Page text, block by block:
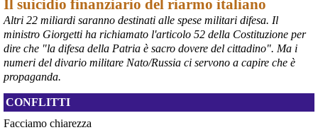
@peacelink
6/8/2026 21:41
cronachetarantine.it/index.php
il Governo ha manifestato l’intenzione di predisporre un
provvedimento straordinario per attenuare le conseguenze
economiche e sociali della prevista fermata dell’area a caldo e ha
chiesto alle rappresentanze del territorio di formulare proposte
concrete per definirne i contenuti. Casartigiani valuta positivamente
questa disponibilità.
#
ILVA Taranto
Il suicidio finanziario del riarmo italiano
Altri 22 miliardi saranno destinati alle spese militari difesa. Il
ministro Giorgetti ha richiamato l'articolo 52 della Costituzione per
dire che "la difesa della Patria è sacro dovere del cittadino". Ma i
numeri del divario militare Nato/Russia ci servono a capire che è
propaganda.
CONFLITTI
Facciamo chiarezza